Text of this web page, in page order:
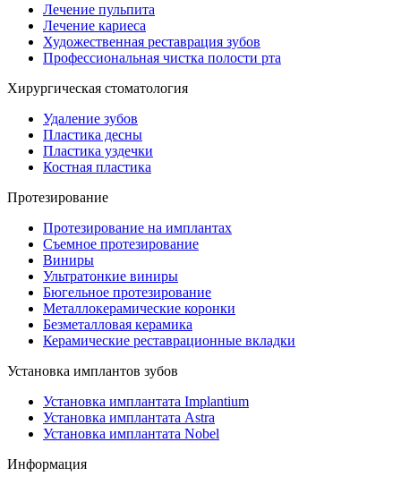
Лечение пульпита
Лечение кариеса
Художественная реставрация зубов
Профессиональная чистка полости рта
Хирургическая стоматология
Удаление зубов
Пластика десны
Пластика уздечки
Костная пластика
Протезирование
Протезирование на имплантах
Съемное протезирование
Виниры
Ультратонкие виниры
Бюгельное протезирование
Металлокерамические коронки
Безметалловая керамика
Керамические реставрационные вкладки
Установка имплантов зубов
Установка имплантата Implantium
Установка имплантата Astra
Установка имплантата Nobel
Информация